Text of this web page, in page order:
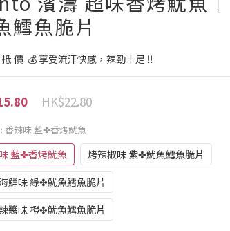
鱈魚脆片
價  💰 享受流汗快感，辣勁十足 ‼️
HK$22.80
: 香辣味 藍✤香烤魷魚
藍✤香烤魷魚
烤辣椒味 紫✤魷魚鱈魚脆片
鮮味 綠✤魷魚鱈魚脆片
醬味 橙✤魷魚鱈魚脆片